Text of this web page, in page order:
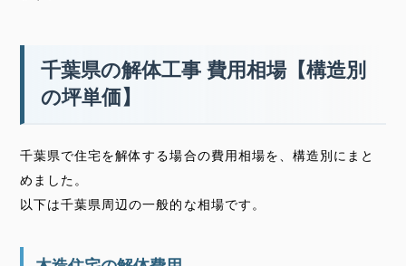
千葉県の解体工事 費用相場【構造別
の坪単価】
千葉県で住宅を解体する場合の費用相場を、構造別にまと
めました。
以下は千葉県周辺の一般的な相場です。